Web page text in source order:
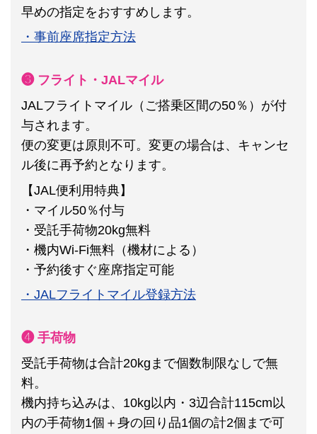
早めの指定をおすすめします。
・事前座席指定方法
❸ フライト・JALマイル
JALフライトマイル（ご搭乗区間の50％）が付
与されます。
便の変更は原則不可。 変更の場合は、キャンセ
ル後に再予約となります。
【JAL便利用特典】
・マイル50％付与
・受託手荷物20kg無料
・機内Wi-Fi無料（機材による）
・予約後すぐ座席指定可能
・JALフライトマイル登録方法
❹ 手荷物
受託手荷物は合計20kgまで個数制限なしで無
料。
機内持ち込みは、10kg以内・3辺合計115cm以
内の手荷物1個＋身の回り品1個の計2個まで可